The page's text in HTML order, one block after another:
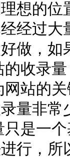
想的
经过大
做，
收录
站的
量非常
是一
行，